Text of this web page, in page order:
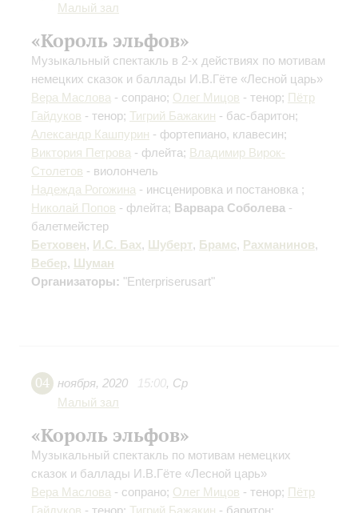
Малый зал
«Король эльфов»
Музыкальный спектакль в 2-х действиях по мотивам
немецких сказок и баллады И.В.Гёте «Лесной царь»
Вера Маслова - сопрано; Олег Мицов - тенор; Пётр
Гайдуков - тенор; Тигрий Бажакин - бас-баритон;
Александр Кашпурин - фортепиано, клавесин;
Виктория Петрова - флейта; Владимир Вирок-
Столетов - виолончель
Надежда Рогожина - инсценировка и постановка ;
Николай Попов - флейта; Варвара Соболева -
балетмейстер
Бетховен, И.С. Бах, Шуберт, Брамс, Рахманинов,
Вебер, Шуман
Организаторы: "Enterpriserusart"
04 ноября, 2020 15:00, Ср
Малый зал
«Король эльфов»
Музыкальный спектакль по мотивам немецких
сказок и баллады И.В.Гёте «Лесной царь»
Вера Маслова - сопрано; Олег Мицов - тенор; Пётр
Гайдуков - тенор; Тигрий Бажакин - баритон;